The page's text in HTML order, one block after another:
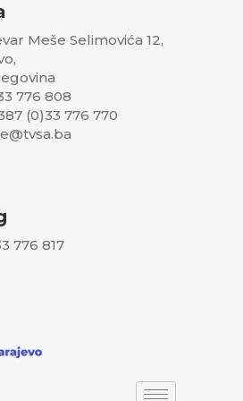
je najstarija odgojno-obrazovna
i jedna od najstarijih u Evropi.
medresa koje djeluju u okviru
BiH i Sandžaka, javila je Mina.
Meše Selimovića 12,
776 808
(0)33 776 770
776 817